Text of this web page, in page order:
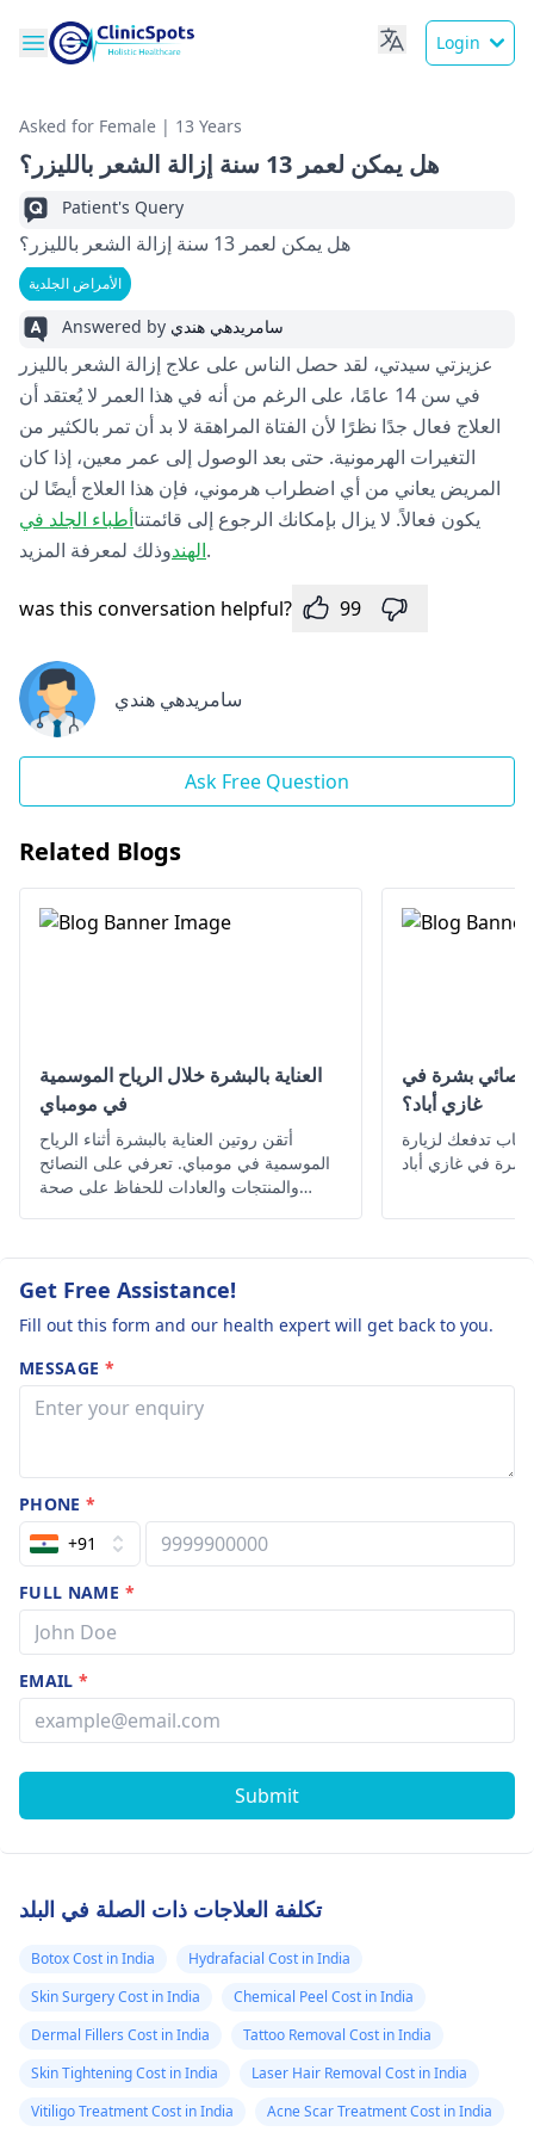
Login
Asked for Female | 13 Years
هل يمكن لعمر 13 سنة إزالة الشعر بالليزر؟
Patient's Query
هل يمكن لعمر 13 سنة إزالة الشعر بالليزر؟
الأمراض الجلدية
Answered by سامريدهي هندي
عزيزتي سيدتي، لقد حصل الناس على علاج إزالة الشعر بالليزر
في سن 14 عامًا، على الرغم من أنه في هذا العمر لا يُعتقد أن
العلاج فعال جدًا نظرًا لأن الفتاة المراهقة لا بد أن تمر بالكثير من
التغيرات الهرمونية. حتى بعد الوصول إلى عمر معين، إذا كان
المريض يعاني من أي اضطراب هرموني، فإن هذا العلاج أيضًا لن
يكون فعالاً. لا يزال بإمكانك الرجوع إلى قائمتناأطباء الجلد في
الهندوذلك لمعرفة المزيد.
was this conversation helpful? 99
سامريدهي هندي
Ask Free Question
Related Blogs
العناية بالبشرة خلال الرياح الموسمية
في مومباي
أتقن روتين العناية بالبشرة أثناء الرياح
الموسمية في مومباي. تعرفي على النصائح
والمنتجات والعادات للحفاظ على صحة
بشرة في
غازي أباد؟
أدناه أهم 6 أسباب تدفعك لزيارة
Get Free Assistance!
Fill out this form and our health expert will get back to you.
MESSAGE *
PHONE*
+91
FULL NAME *
EMAIL*
Submit
تكلفة العلاجات ذات الصلة في البلد
Botox Cost in India
Hydrafacial Cost in India
Skin Surgery Cost in India
Chemical Peel Cost in India
Dermal Fillers Cost in India
Tattoo Removal Cost in India
Skin Tightening Cost in India
Laser Hair Removal Cost in India
Vitiligo Treatment Cost in India
Acne Scar Treatment Cost in India